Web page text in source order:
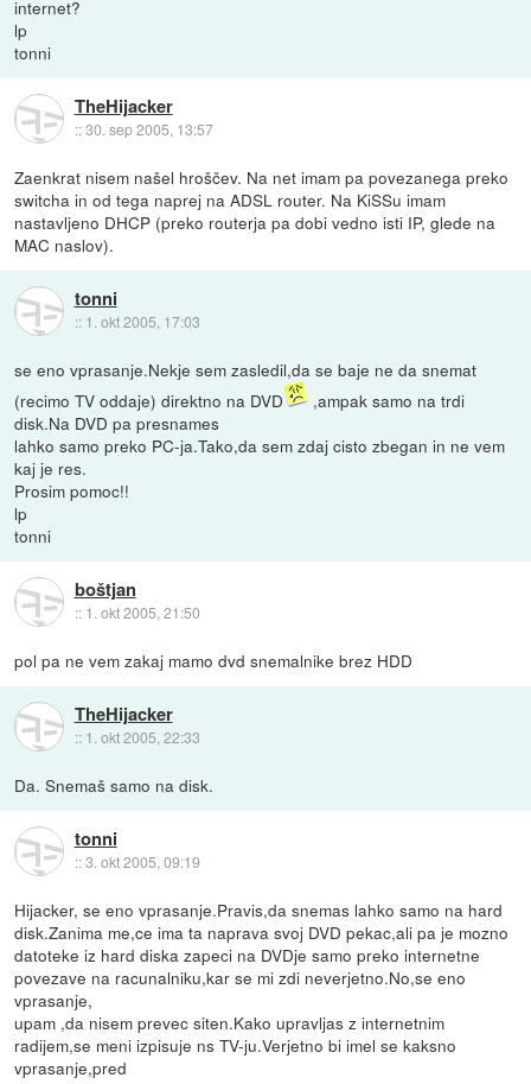
internet?
lp
tonni
TheHijacker
::30. sep 2005, 13:57
Zaenkrat nisem našel hroščev. Na net imam pa povezanega preko
switcha in od tega naprej na ADSL router. Na KiSSu imam
nastavljeno DHCP (preko routerja pa dobi vedno isti IP, glede na
MAC naslov).
tonni
:: 1. okt 2005, 17:03
se eno vprasanje.Nekje sem zasledil,da se baje ne da snemat
(recimo TV oddaje) direktno na DVD
,ampak samo na trdi
disk.Na DVD pa presnames
lahko samo preko PC-ja.Tako,da sem zdaj cisto zbegan in ne vem
kaj je res.
Prosim pomoc!!
lp
tonni
boštjan
:: 1. okt 2005, 21:50
pol pa ne vem zakaj mamo dvd snemalnike brez HDD
TheHijacker
:: 1. okt 2005, 22:33
Da. Snemaš samo na disk.
tonni
::3. okt 2005, 09:19
Hijacker, se eno vprasanje.Pravis,da snemas lahko samo na hard
disk.Zanima me,ce ima ta naprava svoj DVD pekac,ali pa je mozno
datoteke iz hard diska zapeci na DVDje samo preko internetne
povezave na racunalniku,kar se mi zdi neverjetno.No,se eno
vprasanje,
upam ,da nisem prevec siten.Kako upravljas z internetnim
radijem,se meni izpisuje ns TV-ju.Verjetno bi imel se kaksno
vprasanje,pred